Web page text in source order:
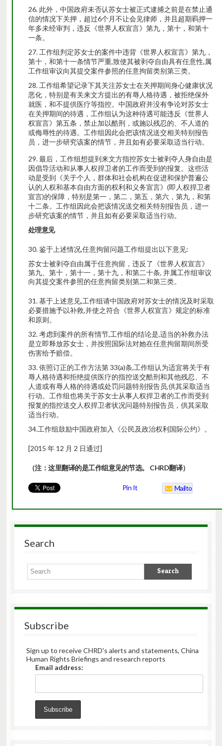
此外，中国政府未否认苏女士被正式逮捕之前是在禁止通
信的情况下关押，超过6个月不让会见律师，并且超期羁押一
年多未经审判，违反《世界人权宣言》第九，第十，和第十
一条。
工作组判定苏女士的案件中违背《世界人权宣言》第九，
第十，和第十一条情节严重,致使其被剥夺自由具有任意性,属
工作组审议向其提交案件参照的任意拘留类别第三类。
工作组希望记录下其关注苏女士在关押期间身心健康状况
恶化，特别是有关来文方提出的有辱人格待遇，被拒绝保外
就医，和不提供医疗等指控。中国政府并没有争论对苏女士
在关押期间的待遇，工作组认为这种待遇可能违反《世界人
权宣言》第五条，禁止加以酷刑，或施以残忍的、不人道的
或侮辱性的待遇。工作组因此会把该情况送交相关特别报告
员，进一步研究该案的情节，并且如有必要采取适当行动。
最后，工作组想提到来文方指控苏女士被剥夺人身自由是
因倡导活动和从事人权捍卫者的工作而受到的报复。这些活
动是受到《关于个人，群体和社会机构在促进和保护普遍公
认的人权和基本自由方面的权利和义务宣言》(即人权捍卫者
宣言)的保障，特别是第一，第二，第五，第六，第九，和第
十二条。工作组因此会把该情况送交相关特别报告员，进一
步研究该案的情节，并且如有必要采取适当行动。
处理意见
鉴于上述情况,任意拘留问题工作组提出以下意见:
苏女士被剥夺自由属于任意拘留，违反了《世界人权宣言》
第九、第十，第十一，第十九，和第二十条, 并属工作组审议
向其提交案件参照的任意拘留类别第二和第三类。
基于上述意见,工作组请中国政府对苏女士的情况及时采取
必要措施予以补救,并使之符合《世界人权宣言》规定的标准
和原则。
考虑到案件的所有情节,工作组的结论是,适当的补救办法
是立即释放苏女士，并按照国际法对她在任意拘留期间所受
伤害给予赔偿。
依照订正的工作方法第 33(a)条,工作组认为适宜将关于有
辱人格待遇和拒绝提供医疗的指控送交酷刑和其他残忍、不
人道或有辱人格的待遇或处罚问题特别报告员,供其采取适当
行动。工作组也将关于苏女士从事人权捍卫者的工作而受到
报复的指控送交人权捍卫者状况问题特别报告员，供其采取
适当行动。
34.工作组鼓励中国政府加入《公民及政治权利国际公约》。
[2015 年 12 月 2 日通过]
（注：这里翻译的是工作组意见的节选。 CHRD翻译）
Pin It Mailto
Search
Subscribe
Sign up to receive CHRD's alerts and statements, China
Human Rights Briefings and research reports
Email address: